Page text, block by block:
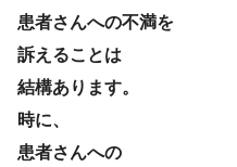
患者さんへの不満を
訴えることは
結構あります。
時に、
患者さんへの